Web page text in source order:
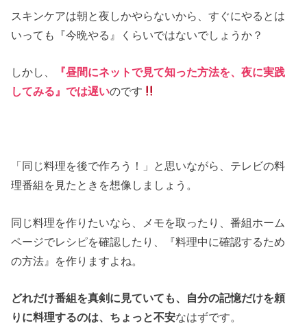
スキンケアは朝と夜しかやらないから、すぐにやるとは
いっても『今晩やる』くらいではないでしょうか？
しかし、
『昼間にネットで見て知った方法を、夜に実践
してみる』では遅いのです
「同じ料理を後で作ろう！」と思いながら、テレビの料
理番組を見たときを想像しましょう。
同じ料理を作りたいなら、メモを取ったり、番組ホーム
ページでレシピを確認したり、『料理中に確認するため
の方法』を作りますよね。
どれだけ番組を真剣に見ていても、自分の記憶だけを頼
りに料理するのは、ちょっと不安なはずです。